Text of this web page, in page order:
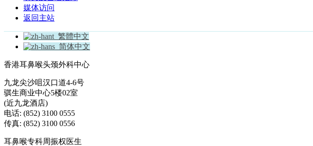
媒体访问
返回主站
繁體中文
简体中文
香港耳鼻喉头颈外科中心
九龙尖沙咀汉口道4-6号
骐生商业中心5楼02室
(近九龙酒店)
电话: (852) 3100 0555
传真: (852) 3100 0556
耳鼻喉专科周振权医生